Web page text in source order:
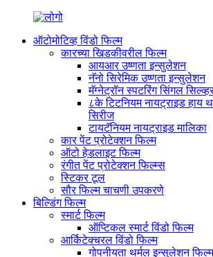
ऑटोमोटिव्ह विंडो फिल्म
कारच्या खिडकीवरील फिल्म
आयआर उष्णता इन्सुलेशन
नॅनो सिरेमिक उष्णता इन्सुलेशन
मॅग्नेट्रॉन स्पटरिंग सिंगल
८के टिटनियम नायट्राइड हाय
सिरीज
टायटॅनियम नायट्राइड मालिका
कार पेंट प्रोटेक्शन फिल्म
ऑटो हेडलाइट फिल्म
रंगीत पेंट प्रोटेक्शन फिल्म्स
स्टिकर टूल
सौर फिल्म चाचणी उपकरणे
बिल्डिंग फिल्म
स्मार्ट फिल्म
ऑप्टिकल स्मार्ट विंडो फिल्म
आर्किटेक्चरल विंडो फिल्म
गोपनीयता थर्मल इन्सुलेशन फिल्म